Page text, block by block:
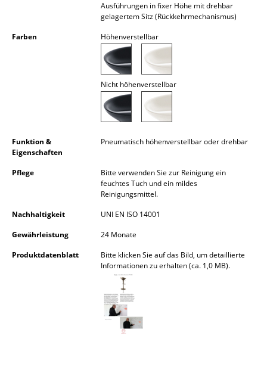
Outdoor-Leuchten
Doppelbetten
Nachttische & Bettzubehör
... alle Betten
Ausführungen in fixer Höhe mit drehbar
gelagertem Sitz (Rückkehrmechanismus)
Farben
Höhenverstellbar
Nicht höhenverstellbar
Funktion &
Eigenschaften
Pneumatisch höhenverstellbar oder drehbar
Pflege
Bitte verwenden Sie zur Reinigung ein
feuchtes Tuch und ein mildes
Reinigungsmittel.
Nachhaltigkeit
UNI EN ISO 14001
Gewährleistung
24 Monate
Produktdatenblatt
Bitte klicken Sie auf das Bild, um detaillierte
Informationen zu erhalten (ca. 1,0 MB).